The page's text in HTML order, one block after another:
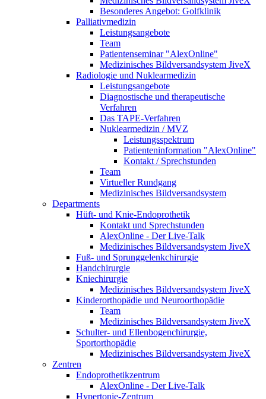
Besonderes Angebot: Golfklinik
Palliativmedizin
Leistungsangebote
Team
Patientenseminar "AlexOnline"
Medizinisches Bildversandsystem JiveX
Radiologie und Nuklearmedizin
Leistungsangebote
Diagnostische und therapeutische
Verfahren
Das TAPE-Verfahren
Nuklearmedizin / MVZ
Leistungsspektrum
Patienteninformation "AlexOnline"
Kontakt / Sprechstunden
Team
Virtueller Rundgang
Medizinisches Bildversandsystem
Departments
Hüft- und Knie-Endoprothetik
Kontakt und Sprechstunden
AlexOnline - Der Live-Talk
Medizinisches Bildversandsystem JiveX
Fuß- und Sprunggelenkchirurgie
Handchirurgie
Kniechirurgie
Medizinisches Bildversandsystem JiveX
Kinderorthopädie und Neuroorthopädie
Team
Medizinisches Bildversandsystem JiveX
Schulter- und Ellenbogenchirurgie,
Sportorthopädie
Medizinisches Bildversandsystem JiveX
Zentren
Endoprothetikzentrum
AlexOnline - Der Live-Talk
Hypertonie-Zentrum